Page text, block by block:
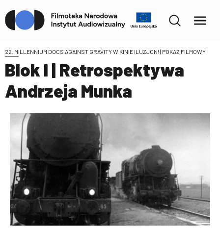
22. MILLENNIUM DOCS AGAINST GRAVITY W KINIE ILUZJON! | POKAZ FILMOWY
Blok I | Retrospektywa
Andrzeja Munka